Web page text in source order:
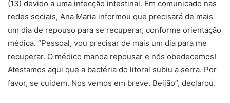
(13) devido a uma infecção intestinal. Em comunicado nas
redes sociais, Ana Maria informou que precisará de mais
um dia de repouso para se recuperar, conforme orientação
médica. “Pessoal, vou precisar de mais um dia para me
recuperar. O médico manda repousar e nós obedecemos!
Atestamos aqui que a bactéria do litoral subiu a serra. Por
favor, se cuidem. Nos vemos em breve. Beijão”, declarou.